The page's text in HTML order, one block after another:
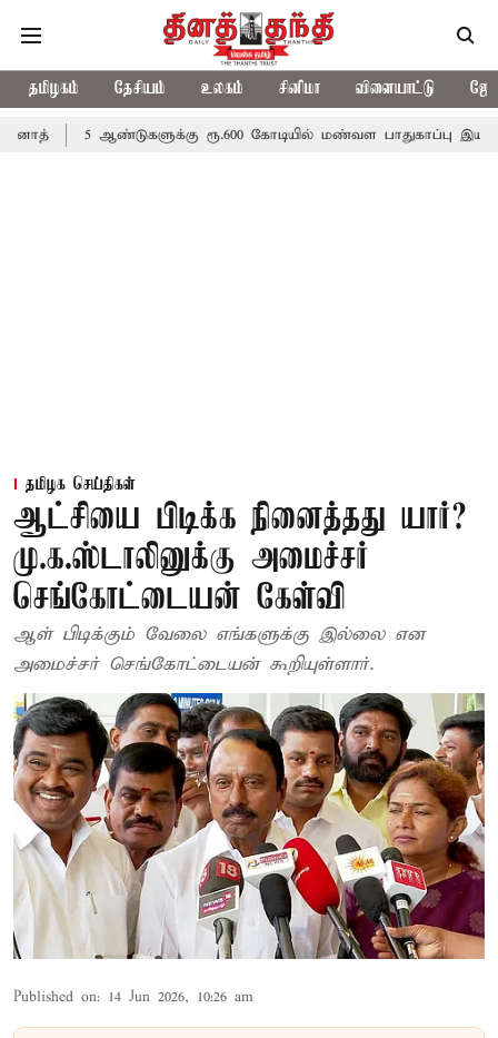
தமிழகம் தேசியம் உலகம் சினிமா விளையாட்டு
ஆண்டுகளுக்கு ரூ.600 கோடியில் மண்வள பாதுகாப்பு இயக்கம்
தமிழக செய்திகள்
ஆட்சியை பிடிக்க நினைத்தது யார்?
மு.க.ஸ்டாலினுக்கு அமைச்சர்
செங்கோட்டையன் கேள்வி
ஆள் பிடிக்கும் வேலை எங்களுக்கு இல்லை என
அமைச்சர் செங்கோட்டையன் கூறியுள்ளார்.
Published on: 14 Jun 2026, 10:26 am